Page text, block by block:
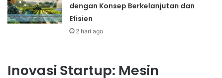
dengan Konsep Berkelanjutan dan
Efisien
2 hari ago
Inovasi Startup: Mesin